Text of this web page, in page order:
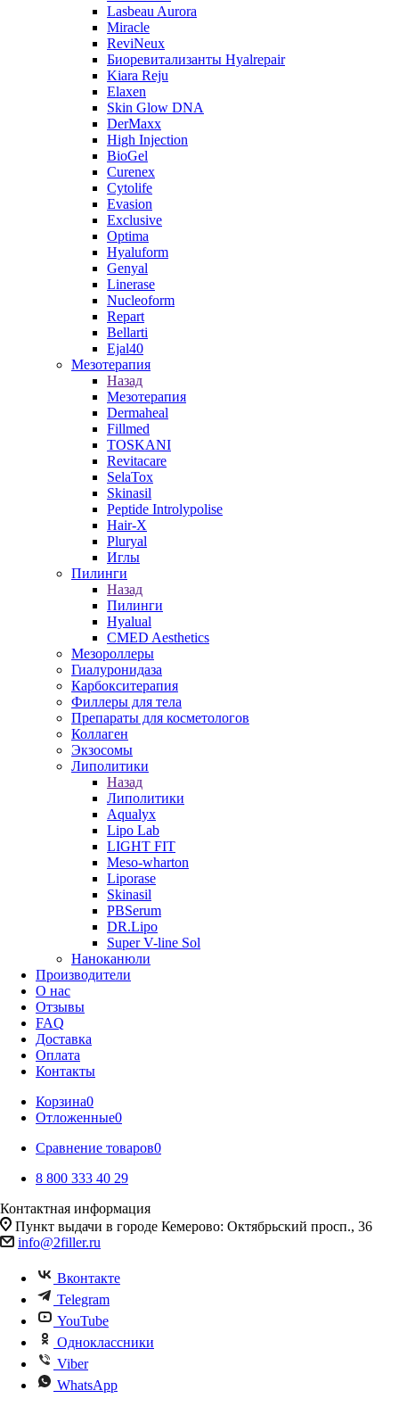
Lasbeau Aurora
Miracle
ReviNeux
Биоревитализанты Hyalrepair
Kiara Reju
Elaxen
Skin Glow DNA
DerMaxx
High Injection
BioGel
Curenex
Cytolife
Evasion
Exclusive
Optima
Hyaluform
Genyal
Linerase
Nucleoform
Repart
Bellarti
Ejal40
Мезотерапия
Назад
Мезотерапия
Dermaheal
Fillmed
TOSKANI
Revitacare
SelaTox
Skinasil
Peptide Introlypolise
Hair-X
Pluryal
Иглы
Пилинги
Назад
Пилинги
Hyalual
CMED Aesthetics
Мезороллеры
Гиалуронидаза
Карбокситерапия
Филлеры для тела
Препараты для косметологов
Коллаген
Экзосомы
Липолитики
Назад
Липолитики
Aqualyx
Lipo Lab
LIGHT FIT
Meso-wharton
Liporase
Skinasil
PBSerum
DR.Lipo
Super V-line Sol
Наноканюли
Производители
О нас
Отзывы
FAQ
Доставка
Оплата
Контакты
Корзина0
Отложенные0
Сравнение товаров0
8 800 333 40 29
Контактная информация
Пункт выдачи в городе Кемерово: Октябрьский просп., 36
info@2filler.ru
Вконтакте
Telegram
YouTube
Одноклассники
Viber
WhatsApp